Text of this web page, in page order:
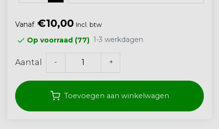
Vanaf€10,00 Incl. btw
Op voorraad (77) 1-3 werkdagen
Aantal - +
Toevoegen aan winkelwagen